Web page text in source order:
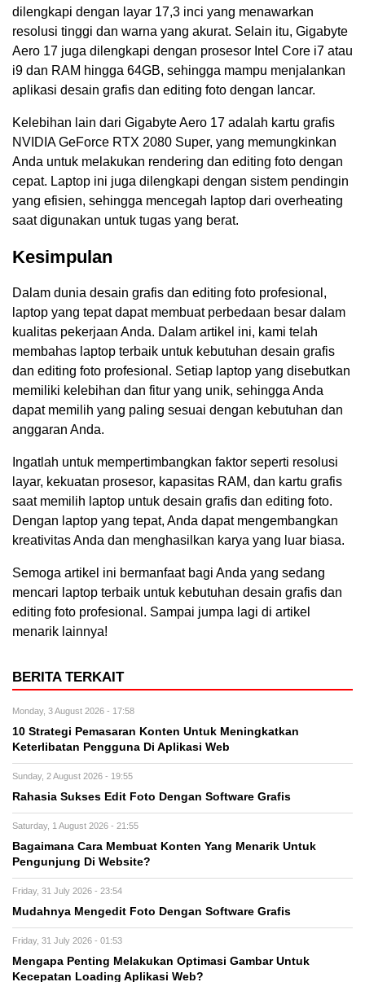
dilengkapi dengan layar 17,3 inci yang menawarkan
resolusi tinggi dan warna yang akurat. Selain itu, Gigabyte
Aero 17 juga dilengkapi dengan prosesor Intel Core i7 atau
i9 dan RAM hingga 64GB, sehingga mampu menjalankan
aplikasi desain grafis dan editing foto dengan lancar.
Kelebihan lain dari Gigabyte Aero 17 adalah kartu grafis
NVIDIA GeForce RTX 2080 Super, yang memungkinkan
Anda untuk melakukan rendering dan editing foto dengan
cepat. Laptop ini juga dilengkapi dengan sistem pendingin
yang efisien, sehingga mencegah laptop dari overheating
saat digunakan untuk tugas yang berat.
Kesimpulan
Dalam dunia desain grafis dan editing foto profesional,
laptop yang tepat dapat membuat perbedaan besar dalam
kualitas pekerjaan Anda. Dalam artikel ini, kami telah
membahas laptop terbaik untuk kebutuhan desain grafis
dan editing foto profesional. Setiap laptop yang disebutkan
memiliki kelebihan dan fitur yang unik, sehingga Anda
dapat memilih yang paling sesuai dengan kebutuhan dan
anggaran Anda.
Ingatlah untuk mempertimbangkan faktor seperti resolusi
layar, kekuatan prosesor, kapasitas RAM, dan kartu grafis
saat memilih laptop untuk desain grafis dan editing foto.
Dengan laptop yang tepat, Anda dapat mengembangkan
kreativitas Anda dan menghasilkan karya yang luar biasa.
Semoga artikel ini bermanfaat bagi Anda yang sedang
mencari laptop terbaik untuk kebutuhan desain grafis dan
editing foto profesional. Sampai jumpa lagi di artikel
menarik lainnya!
BERITA TERKAIT
Monday, 3 August 2026 - 17:58
10 Strategi Pemasaran Konten Untuk Meningkatkan
Keterlibatan Pengguna Di Aplikasi Web
Sunday, 2 August 2026 - 19:55
Rahasia Sukses Edit Foto Dengan Software Grafis
Saturday, 1 August 2026 - 21:55
Bagaimana Cara Membuat Konten Yang Menarik Untuk
Pengunjung Di Website?
Friday, 31 July 2026 - 23:54
Mudahnya Mengedit Foto Dengan Software Grafis
Friday, 31 July 2026 - 01:53
Mengapa Penting Melakukan Optimasi Gambar Untuk
Kecepatan Loading Aplikasi Web?